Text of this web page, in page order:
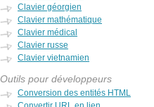
Clavier géorgien
Clavier mathématique
Clavier médical
Clavier russe
Clavier vietnamien
Outils pour développeurs
Conversion des entités HTML